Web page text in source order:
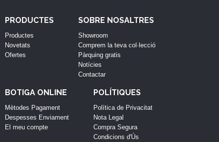
PRODUCTES
Productes
Novetats
Ofertes
SOBRE NOSALTRES
Showroom
Comprem la teva col·lecció
Pàrquing gratis
Notícies
Contactar
BOTIGA ONLINE
Mètodes Pagament
Despesses Enviament
El meu compte
POLÍTIQUES
Política de Privacitat
Nota Legal
Compra Segura
Condicions d'Ús